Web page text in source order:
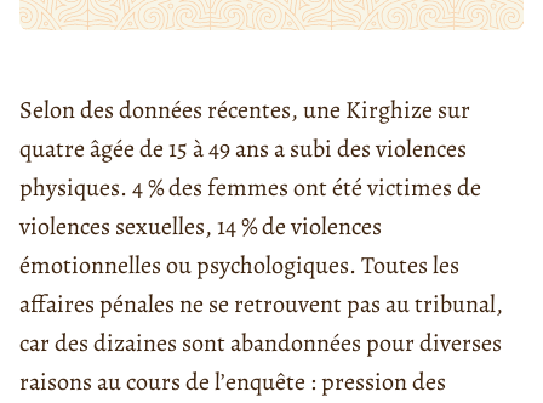
Selon des données récentes, une Kirghize sur
quatre âgée de 15 à 49 ans a subi des violences
physiques. 4 % des femmes ont été victimes de
violences sexuelles, 14 % de violences
émotionnelles ou psychologiques. Toutes les
affaires pénales ne se retrouvent pas au tribunal,
car des dizaines sont abandonnées pour diverses
raisons au cours de l’enquête : pression des